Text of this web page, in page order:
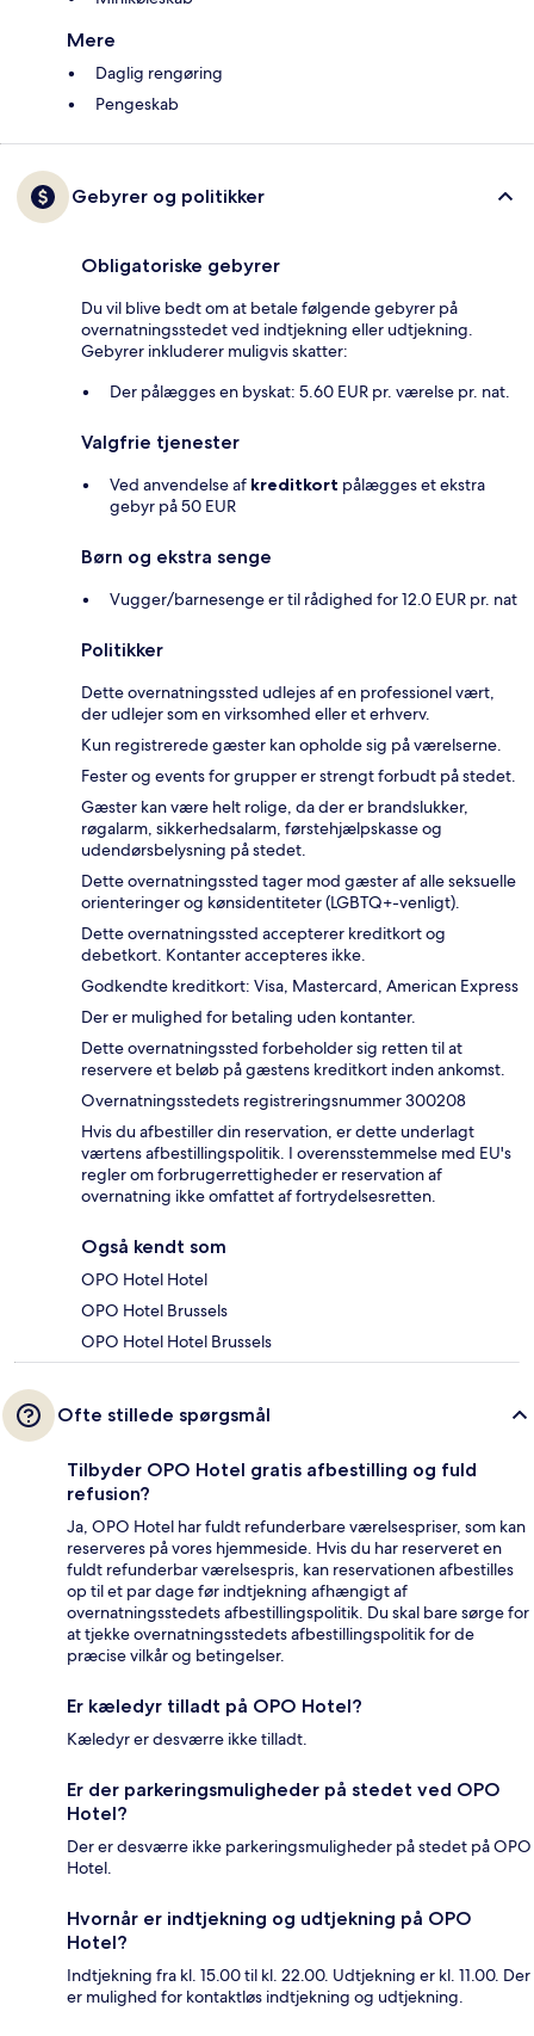
Mere
Daglig rengøring
Pengeskab
Gebyrer og politikker
Obligatoriske gebyrer
Du vil blive bedt om at betale følgende gebyrer på
overnatningsstedet ved indtjekning eller udtjekning.
Gebyrer inkluderer muligvis skatter:
Der pålægges en byskat: 5.60 EUR pr. værelse pr. nat.
Valgfrie tjenester
Ved anvendelse af kreditkort pålægges et ekstra
gebyr på 50 EUR
Børn og ekstra senge
Vugger/barnesenge er til rådighed for 12.0 EUR pr. nat
Politikker
Dette overnatningssted udlejes af en professionel vært,
der udlejer som en virksomhed eller et erhverv.
Kun registrerede gæster kan opholde sig på værelserne.
Fester og events for grupper er strengt forbudt på stedet.
Gæster kan være helt rolige, da der er brandslukker,
røgalarm, sikkerhedsalarm, førstehjælpskasse og
udendørsbelysning på stedet.
Dette overnatningssted tager mod gæster af alle seksuelle
orienteringer og kønsidentiteter (LGBTQ+-venligt).
Dette overnatningssted accepterer kreditkort og
debetkort. Kontanter accepteres ikke.
Godkendte kreditkort: Visa, Mastercard, American Express
Der er mulighed for betaling uden kontanter.
Dette overnatningssted forbeholder sig retten til at
reservere et beløb på gæstens kreditkort inden ankomst.
Overnatningsstedets registreringsnummer 300208
Hvis du afbestiller din reservation, er dette underlagt
værtens afbestillingspolitik. I overensstemmelse med EU's
regler om forbrugerrettigheder er reservation af
overnatning ikke omfattet af fortrydelsesretten.
Også kendt som
OPO Hotel Hotel
OPO Hotel Brussels
OPO Hotel Hotel Brussels
Ofte stillede spørgsmål
Tilbyder OPO Hotel gratis afbestilling og fuld
refusion?
Ja, OPO Hotel har fuldt refunderbare værelsespriser, som kan
reserveres på vores hjemmeside. Hvis du har reserveret en
fuldt refunderbar værelsespris, kan reservationen afbestilles
op til et par dage før indtjekning afhængigt af
overnatningsstedets afbestillingspolitik. Du skal bare sørge for
at tjekke overnatningsstedets afbestillingspolitik for de
præcise vilkår og betingelser.
Er kæledyr tilladt på OPO Hotel?
Kæledyr er desværre ikke tilladt.
Er der parkeringsmuligheder på stedet ved OPO
Hotel?
Der er desværre ikke parkeringsmuligheder på stedet på OPO
Hotel.
Hvornår er indtjekning og udtjekning på OPO
Hotel?
Indtjekning fra kl. 15.00 til kl. 22.00. Udtjekning er kl. 11.00. Der
er mulighed for kontaktløs indtjekning og udtjekning.